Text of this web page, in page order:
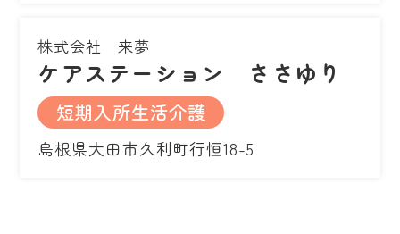
株式会社 来夢
ケアステーション ささゆり
短期入所生活介護
島根県大田市久利町行恒18-5